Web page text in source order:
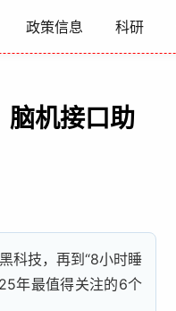
政策信息 科研
机接口助
科技，再到“8小时睡
年最值得关注的6个